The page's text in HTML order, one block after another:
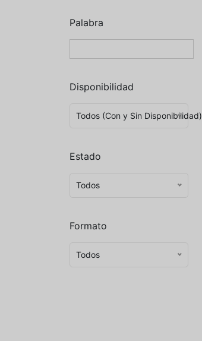
Palabra
Disponibilidad
Todos (Con y Sin Disponibilidad)
Estado
Todos
Formato
Todos